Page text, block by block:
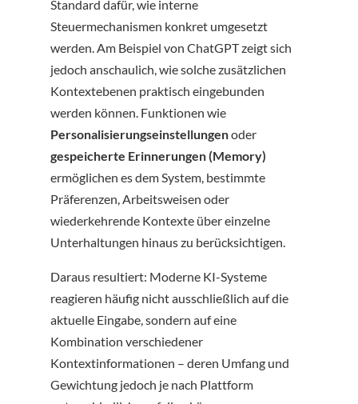
Standard dafür, wie interne
Steuermechanismen konkret umgesetzt
werden. Am Beispiel von ChatGPT zeigt sich
jedoch anschaulich, wie solche zusätzlichen
Kontextebenen praktisch eingebunden
werden können. Funktionen wie
Personalisierungseinstellungenoder
gespeicherte Erinnerungen (Memory)
ermöglichen es dem System, bestimmte
Präferenzen, Arbeitsweisen oder
wiederkehrende Kontexte über einzelne
Unterhaltungen hinaus zu berücksichtigen.
Daraus resultiert: Moderne KI-Systeme
reagieren häufig nicht ausschließlich auf die
aktuelle Eingabe, sondern auf eine
Kombination verschiedener
Kontextinformationen – deren Umfang und
Gewichtung jedoch je nach Plattform